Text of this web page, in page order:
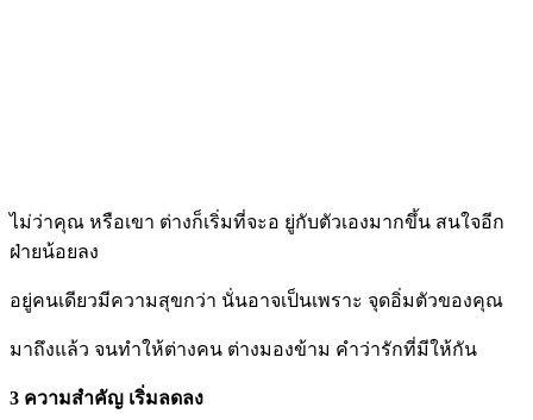
ไม่ว่าคุณ หรือเขา ต่างก็เริ่มที่จะอ ยู่กับตัวเองมากขึ้น สนใจอีก
ฝ่ายน้อยลง
อยู่คนเดียวมีความสุขกว่า นั่นอาจเป็นเพราะ จุดอิ่มตัวของคุณ
มาถึงแล้ว จนทำให้ต่างคน ต่างมองข้าม คำว่ารักที่มีให้กัน
3 ความสำคัญ เริ่มลดลง